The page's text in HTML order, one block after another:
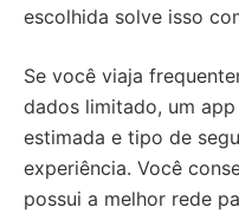
escolhida solve isso
Se você viaja
dados limitado, um
estimada e tipo de
experiência. Você
possui a melhor rede